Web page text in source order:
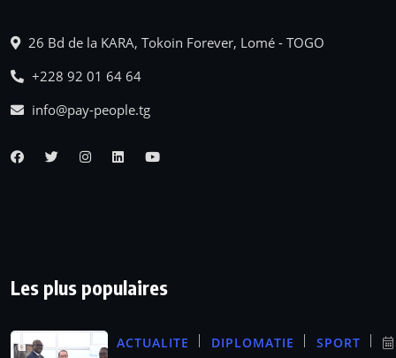
26 Bd de la KARA, Tokoin Forever, Lomé - TOGO
+228 92 01 64 64
info@pay-people.tg
Les plus populaires
ACTUALITE DIPLOMATIE SPORT